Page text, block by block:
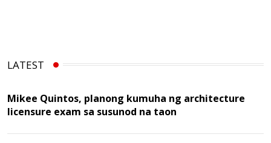
LATEST
Mikee Quintos, planong kumuha ng architecture
licensure exam sa susunod na taon